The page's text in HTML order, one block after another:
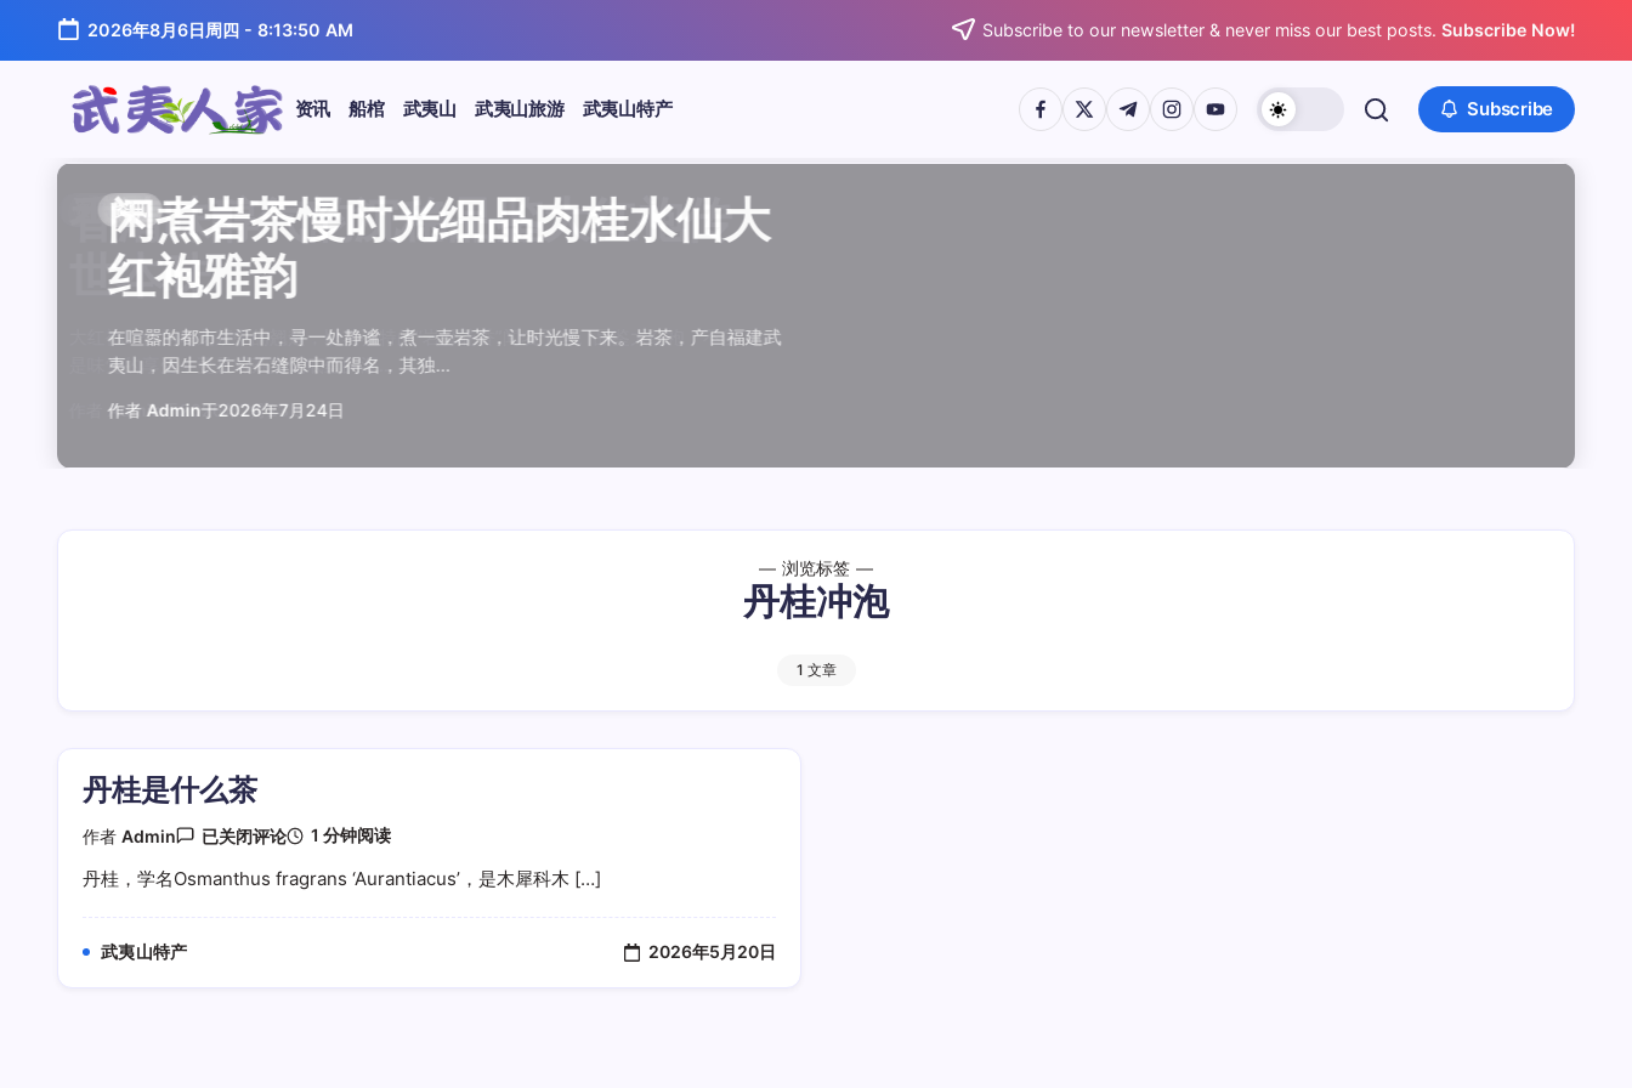
正
2026年8月6日周四- 8:13:50 AM Subscribe to our newsletter & never miss our best posts. Subscribe Now!
武
夷
资讯 船棺 武夷山 武夷山旅游 武夷山特产 https://www.facebook.com/
https://twitter.com/
https://t.me/
https://www.instagram.com/
https://youtube.com/ Subscribe
资讯
闲煮岩茶慢时光细品肉桂水仙大
红袍雅韵
在喧嚣的都市生活中，寻一处静谧，煮一壶岩茶，让时光慢下来。岩茶，产自福建武
夷山，因生长在岩石缝隙中而得名，其独…
作者 Admin于2026年7月24日
资讯
香清味醇气韵沉稳品鉴大红袍传
世本味
大红袍，作为乌龙茶中的翘楚，以其独特的“岩骨花香”闻名于世。品鉴大红袍，不仅
是味觉的享受，更是对茶文化底蕴的深…
作者 Admin于2026年7月23日
资讯
汤水顺滑底蕴绵长品鉴武夷水仙
温润质感
武夷水仙，作为乌龙茶中的经典品种，以其汤水顺滑、底蕴绵长而备受茶客青睐。品
鉴这款茶，仿佛在品味一段悠长的岁月，…
作者 Admin于2026年7月22日
资讯
唇齿留香久久不散品鉴武夷肉桂
独特魅力
武夷岩茶，素有“岩骨花香”之誉，而肉桂更是其中翘楚。其名源于香叶似肉桂，更因
其茶汤入口后，唇齿留香久久不散，令…
作者 Admin于2026年7月21日
资讯
岩韵浓淡各不同三款经典岩茶对
比品鉴
岩茶，作为乌龙茶中的瑰宝，以其独特的“岩韵”闻名于世。所谓岩韵，是茶叶在武夷
山丹霞地貌中吸收岩石矿物精华后形成…
作者 Admin于2026年7月20日
资讯
观汤色赏叶底全面品鉴肉桂水仙
大红袍
品鉴武夷岩茶，观汤色与赏叶底是关键环节。肉桂、水仙、大红袍作为岩茶代表，其
汤色与叶底各具特色，折射出工艺与山场…
作者 Admin于2026年7月19日
资讯
闲煮岩茶慢时光细品肉桂水仙大
红袍雅韵
在喧嚣的都市生活中，寻一处静谧，煮一壶岩茶，让时光慢下来。岩茶，产自福建武
夷山，因生长在岩石缝隙中而得名，其独…
作者 Admin于2026年7月24日
资讯
香清味醇气韵沉稳品鉴大红袍传
世本味
大红袍，作为乌龙茶中的翘楚，以其独特的“岩骨花香”闻名于世。品鉴大红袍，不仅
是味觉的享受，更是对茶文化底蕴的深…
作者 Admin于2026年7月23日
资讯汤水顺滑底蕴绵长品鉴武夷水仙
温润质感
武夷水仙，作为乌龙茶中的经典品种，以其汤水顺滑、底蕴绵长而备受茶客青睐。品
鉴这款茶，仿佛在品味一段悠长的岁月，…
Admin于2026年7月22日
资讯唇齿留香久久不散品鉴武夷肉桂
独特魅力
武夷岩茶，素有“岩骨花香”之誉，而肉桂更是其中翘楚。其名源于香叶似肉桂，更因
其茶汤入口后，唇齿留香久久不散，令…
Admin于2026年7月21日
资讯岩韵浓淡各不同三款经典岩茶对
比品鉴
岩茶，作为乌龙茶中的瑰宝，以其独特的“岩韵”闻名于世。所谓岩韵，是茶叶在武夷
山丹霞地貌中吸收岩石矿物精华后形成…
Admin于2026年7月20日
资讯观汤色赏叶底全面品鉴肉桂水仙
大红袍
品鉴武夷岩茶，观汤色与赏叶底是关键环节。肉桂、水仙、大红袍作为岩茶代表，其
汤色与叶底各具特色，折射出工艺与山场…
Admin于2026年7月19日
资讯闲煮岩茶慢时光细品肉桂水仙大
红袍雅韵
在喧嚣的都市生活中，寻一处静谧，煮一壶岩茶，让时光慢下来。岩茶，产自福建武
夷山，因生长在岩石缝隙中而得名，其独…
Admin于2026年7月24日
资讯香清味醇气韵沉稳品鉴大红袍传
世本味
大红袍，作为乌龙茶中的翘楚，以其独特的“岩骨花香”闻名于世。品鉴大红袍，不仅
是味觉的享受，更是对茶文化底蕴的深…
Admin于2026年7月23日
资讯汤水顺滑底蕴绵长品鉴武夷水仙
温润质感
武夷水仙，作为乌龙茶中的经典品种，以其汤水顺滑、底蕴绵长而备受茶客青睐。品
鉴这款茶，仿佛在品味一段悠长的岁月，…
Admin于2026年7月22日
资讯唇齿留香久久不散品鉴武夷肉桂
独特魅力
武夷岩茶，素有“岩骨花香”之誉，而肉桂更是其中翘楚。其名源于香叶似肉桂，更因
其茶汤入口后，唇齿留香久久不散，令…
Admin于2026年7月21日
资讯岩韵浓淡各不同三款经典岩茶对
比品鉴
岩茶，作为乌龙茶中的瑰宝，以其独特的“岩韵”闻名于世。所谓岩韵，是茶叶在武夷
山丹霞地貌中吸收岩石矿物精华后形成…
Admin于2026年7月20日
资讯观汤色赏叶底全面品鉴肉桂水仙
大红袍
品鉴武夷岩茶，观汤色与赏叶底是关键环节。肉桂、水仙、大红袍作为岩茶代表，其
汤色与叶底各具特色，折射出工艺与山场…
Admin于2026年7月19日
浏览标签
丹桂冲泡
1 文章
丹桂是什么茶
作者 Admin
丹
是
什
已关闭评论 1 分钟阅读
丹桂，学名Osmanthus fragrans ‘Aurantiacus’，是木犀科木 […]
武夷山特产 2026年5月20日